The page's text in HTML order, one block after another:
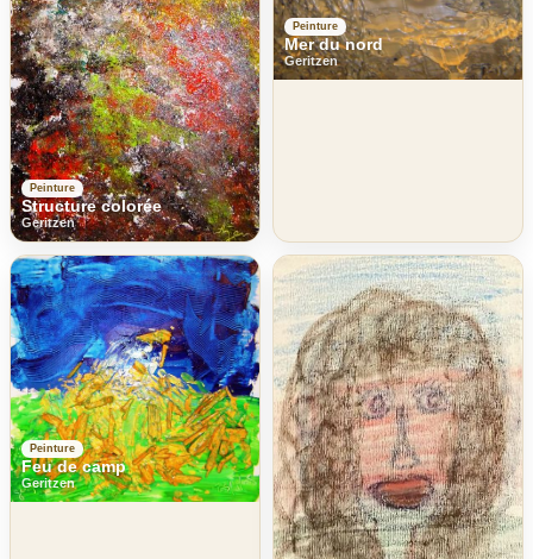
Peinture
Structure colorée
Geritzen
Peinture
Mer du nord
Geritzen
Peinture
Feu de camp
Geritzen